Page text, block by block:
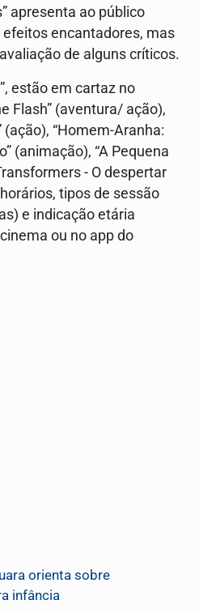
apresenta ao público
encantadores, mas
de alguns críticos.
estão em cartaz no
Flash” (aventura/ ação),
(ação), “Homem-Aranha:
(animação), “A Pequena
- O despertar
tipos de sessão
e indicação etária
ou no app do
orienta sobre
infância